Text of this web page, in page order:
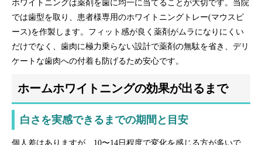
ホワイトニングは薬剤を歯に均一に当てることが大切です。当院
では歯型を取り、患者様専用のホワイトニングトレー(マウスピ
ース)を作製します。フィット感が良く薬剤がムラになりにくい
だけでなく、歯肉に極力乗らない設計で薬剤の無駄を省き、デリ
ケートな歯肉への付着も防げるため安心です。
ホームホワイトニングの効果が出るまで
白さを実感できるまでの期間と目安
個人差はありますが、10〜14日程度で変化を感じる方が多いで